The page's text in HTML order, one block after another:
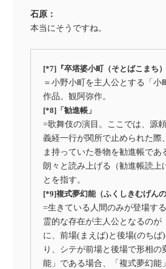
石原：
本当にそうですね。
[*7]『卒塔婆小町（そとばこまち）
＝小野小町を主人公とする「小
作品。観阿弥作。
[*8]「勧進帳」
=歌舞伎の演目。ここでは、源
義経一行が関所で止められた際
ま持っていた巻物を勧進帳であ
朗々と読み上げる（勧進帳読上
とを指す。
[*9]複式夢幻能（ふくしきむげんの
=生きている人間のみが登場す
霊的な存在が主人公となるのが
に、前場(まえば)と後場(のちば
り、シテが前場と後場で形相の
能」である場合、「複式夢幻能